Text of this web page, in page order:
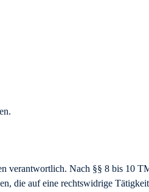
verantwortlich. Nach §§ 8 bis 10
die auf eine rechtswidrige